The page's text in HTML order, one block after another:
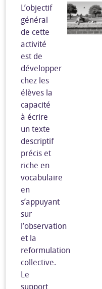
L’objectif
général
de cette
activité
est de
développer
chez les
élèves la
capacité
à écrire
un texte
descriptif
précis et
riche en
vocabulaire
en
s’appuyant
sur
l’observation
et la
reformulation
collective.
Le
support